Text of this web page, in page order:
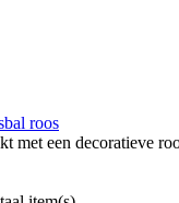
roos
met een decoratieve